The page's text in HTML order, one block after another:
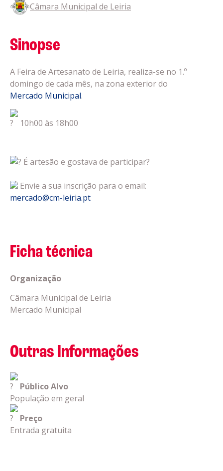
Câmara Municipal de Leiria
Sinopse
A Feira de Artesanato de Leiria, realiza-se no 1.º
domingo de cada mês, na zona exterior do
Mercado Municipal.
10h00 às 18h00
É artesão e gostava de participar?
Envie a sua inscrição para o email:
mercado@cm-leiria.pt
Ficha técnica
Organização
Câmara Municipal de Leiria
Mercado Municipal
Outras Informações
Público Alvo
População em geral
Preço
Entrada gratuita